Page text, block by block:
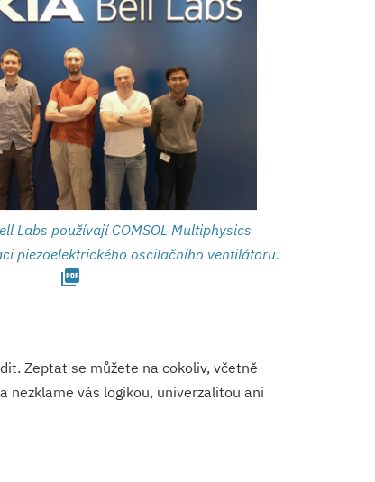
Labs používají COMSOL Multiphysics
piezoelektrického oscilačního ventilátoru.
picture_as_pdf
Zeptat se můžete na cokoliv, včetně
nezklame vás logikou, univerzalitou ani